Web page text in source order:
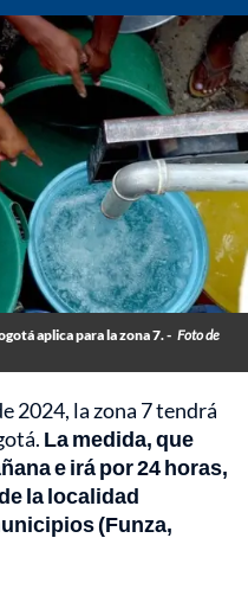
aplica para la zona 7. - Foto de
2024, la zona 7 tendrá
La medida, que
e irá por 24 horas,
la localidad
(Funza,